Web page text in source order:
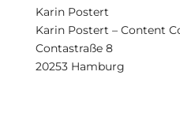
Karin Postert
Karin Postert – Content
Contastraße 8
20253 Hamburg